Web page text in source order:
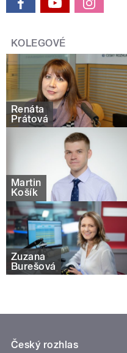
KOLEGOVÉ
Renáta
Prátová
Martin
Košík
Zuzana
Burešová
Český rozhlas